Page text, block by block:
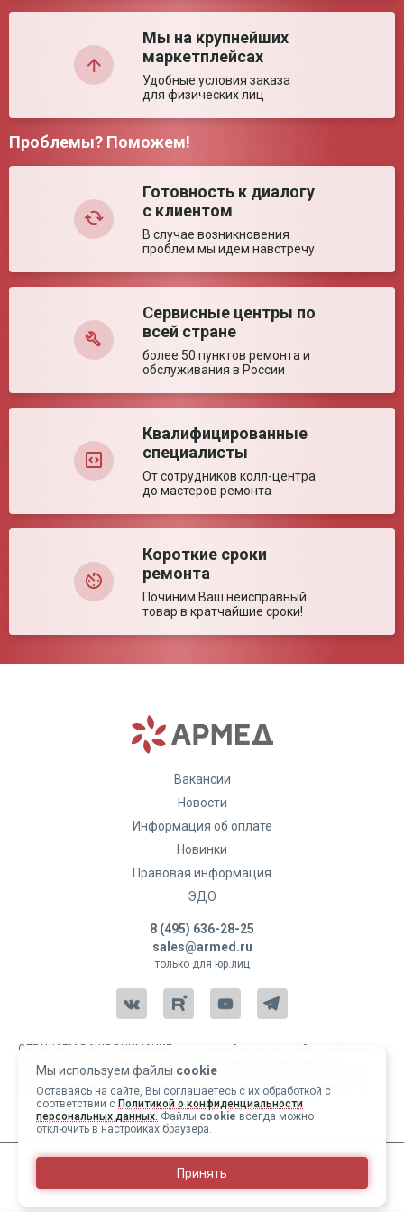
Высота сиденья (±
360-460 мм
5 л
спинка. Удобная установка над унитазом.
Недостатки:
Комментарий:
Оставить отзыв
Мы на крупнейших
маркетплейсах
Удобные условия заказа
для физических лиц
Проблемы? Поможем!
Готовность к диалогу
с клиентом
В случае возникновения
проблем мы идем навстречу
Сервисные центры по
всей стране
более 50 пунктов ремонта и
обслуживания в России
Квалифицированные
специалисты
От сотрудников колл-центра
до мастеров ремонта
Короткие сроки
ремонта
Починим Ваш неисправный
товар в кратчайшие сроки!
1
Мы используем файлы cookie
Оставаясь на сайте, Вы соглашаетесь с их обработкой с
соответствии с Политикой о конфиденциальности
персональных данных. Файлы cookie всегда можно
отключить в настройках браузера.
Принять
Вакансии
Новости
Информация об оплате
Новинки
Правовая информация
ЭДО
8 (495) 636-28-25
sales@armed.ru
только для юр.лиц
ОБРАЩАЕМ ВАШЕ ВНИМАНИЕ, что данный интернет-сайт и материалы,
характер и ни при каких условиях не являются публичной офертой,
определяемой положениями статьи 437 Гражданского кодекса РФ.
Copyright 2004-2026 © Армед
ИМЕЮТСЯ ПРОТИВОПОКАЗАНИЯ, ПЕРЕД ИСПОЛЬЗОВАНИЕМ
НЕОБХОДИМО ОЗНАКОМИТЬСЯ С ИНСТРУКЦИЕЙ И
ПРОКОНСУЛЬТИРОВАТЬСЯ С ВРАЧОМ